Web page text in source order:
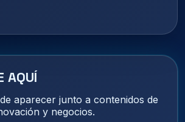
AQUÍ
aparecer junto a contenidos de
y negocios.